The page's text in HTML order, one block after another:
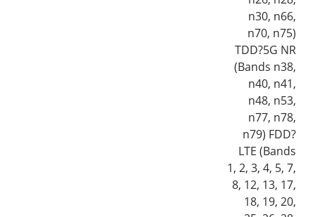
n30, n66,
n70, n75)
TDD?5G NR
(Bands n38,
n40, n41,
n48, n53,
n77, n78,
n79) FDD?
LTE (Bands
1, 2, 3, 4, 5, 7,
8, 12, 13, 17,
18, 19, 20,